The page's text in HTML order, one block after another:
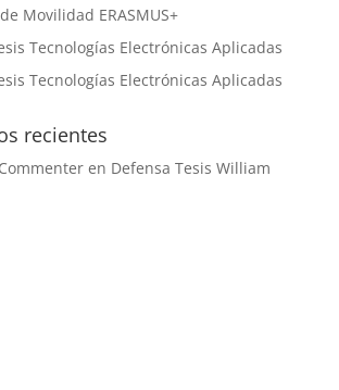
Movilidad ERASMUS+
Tecnologías Electrónicas Aplicadas
Tecnologías Electrónicas Aplicadas
recientes
en Defensa Tesis William